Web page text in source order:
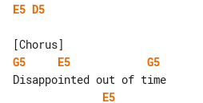
E5 D5
G5
E5
G5
E5